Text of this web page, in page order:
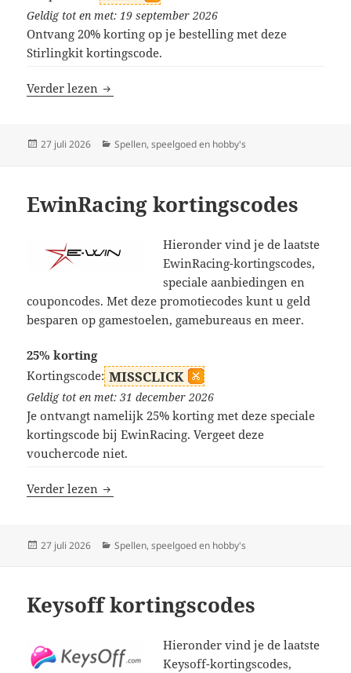
Geldig tot en met: 19 september 2026
Ontvang 20% korting op je bestelling met deze
Stirlingkit kortingscode.
Verder lezen Stirlingkit kortingscodes
Geplaatst
27 juli 2026 Categorieën
Spellen, speelgoed en hobby's
EwinRacing kortingscodes
Hieronder vind je de laatste
EwinRacing-kortingscodes,
speciale aanbiedingen en
couponcodes. Met deze promotiecodes kunt u geld
besparen op gamestoelen, gamebureaus en meer.
25% korting
Kortingscode: MISSCLICK
Geldig tot en met: 31 december 2026
Je ontvangt namelijk 25% korting met deze speciale
kortingscode bij EwinRacing. Vergeet deze
vouchercode niet.
Verder lezen EwinRacing kortingscodes
Geplaatst
27 juli 2026 Categorieën
Spellen, speelgoed en hobby's
Keysoff kortingscodes
Hieronder vind je de laatste
Keysoff-kortingscodes,